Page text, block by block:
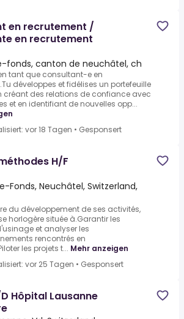
en recrutement /
en recrutement
fonds, canton de neuchâtel, ch
tant que consultant-e en
développes et fidélises un portefeuille
créant des relations de confiance avec
et en identifiant de nouvelles opp...
vor 18 Tagen • Gesponsert
H/F
Fonds, Neuchâtel, Switzerland,
du développement de ses activités,
horlogère située à.Garantir les
et analyser les
rencontrés en
les projets t... Mehr anzeigen
vor 25 Tagen • Gesponsert
Hôpital Lausanne